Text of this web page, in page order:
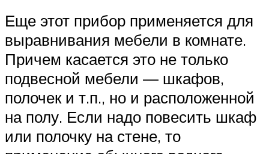
Еще этот прибор применяется для
выравнивания мебели в комнате.
Причем касается это не только
подвесной мебели — шкафов,
полочек и т.п., но и расположенной
на полу. Если надо повесить шкаф
или полочку на стене, то